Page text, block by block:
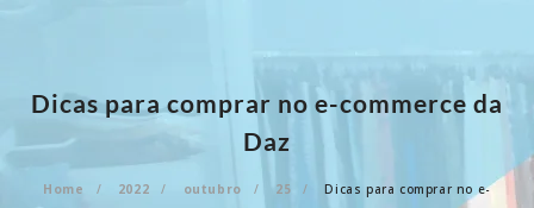
Dicas para comprar no e-commerce da
Daz
Home 2022 outubro 25
Dicas para comprar no e-